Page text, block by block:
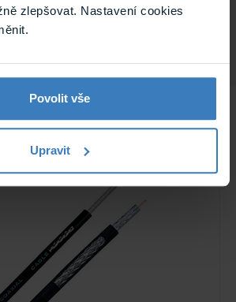
zlepšovat. Nastavení cookies
Povolit vše
Upravit
Umirs